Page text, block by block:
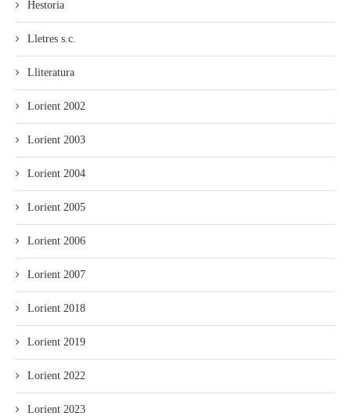
Hestoria
Lletres s.c.
Lliteratura
Lorient 2002
Lorient 2003
Lorient 2004
Lorient 2005
Lorient 2006
Lorient 2007
Lorient 2018
Lorient 2019
Lorient 2022
Lorient 2023